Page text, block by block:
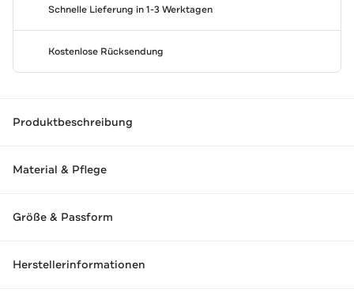
Schnelle Lieferung in 1-3 Werktagen
Kostenlose Rücksendung
Produktbeschreibung
Material & Pflege
Größe & Passform
Herstellerinformationen